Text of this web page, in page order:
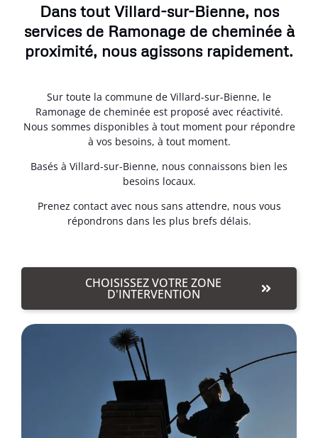
Dans tout Villard-sur-Bienne, nos
services de Ramonage de cheminée à
proximité, nous agissons rapidement.
Sur toute la commune de Villard-sur-Bienne, le
Ramonage de cheminée est proposé avec réactivité.
Nous sommes disponibles à tout moment pour répondre
à vos besoins, à tout moment.
Basés à Villard-sur-Bienne, nous connaissons bien les
besoins locaux.
Prenez contact avec nous sans attendre, nous vous
répondrons dans les plus brefs délais.
CHOISISSEZ VOTRE ZONE
D'INTERVENTION